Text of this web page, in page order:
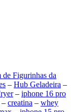
Figurinhas da
– Hub Geladeira –
– iphone 16 pro
– creatina – whey